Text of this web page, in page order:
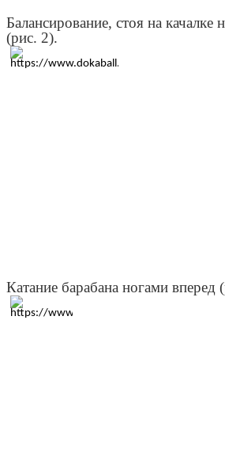
Балансирование, стоя на качалке
(рис. 2).
Катание барабана ногами вперед